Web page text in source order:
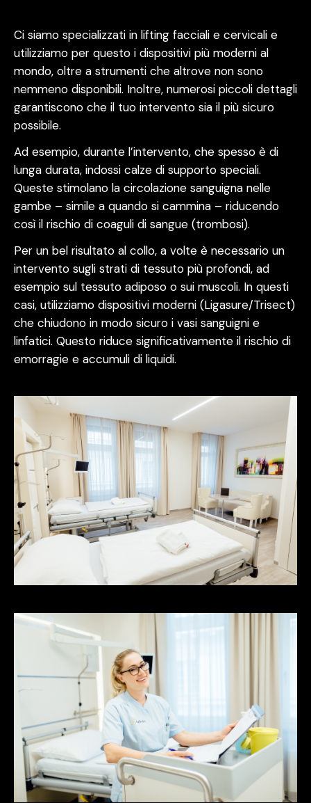
Ci siamo specializzati in lifting facciali e cervicali e
utilizziamo per questo i dispositivi più moderni al
mondo, oltre a strumenti che altrove non sono
nemmeno disponibili. Inoltre, numerosi piccoli dettagli
garantiscono che il tuo intervento sia il più sicuro
possibile.
Ad esempio, durante l’intervento, che spesso è di
lunga durata, indossi calze di supporto speciali.
Queste stimolano la circolazione sanguigna nelle
gambe – simile a quando si cammina – riducendo
così il rischio di coaguli di sangue (trombosi).
Per un bel risultato al collo, a volte è necessario un
intervento sugli strati di tessuto più profondi, ad
esempio sul tessuto adiposo o sui muscoli. In questi
casi, utilizziamo dispositivi moderni (Ligasure/Trisect)
che chiudono in modo sicuro i vasi sanguigni e
linfatici. Questo riduce significativamente il rischio di
emorragie e accumuli di liquidi.